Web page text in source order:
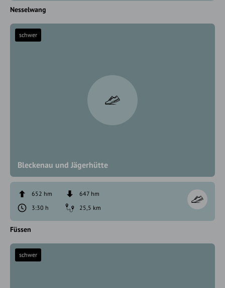
Nesselwang
Bleckenau und Jägerhütte
schwer
652 hm
647 hm
3:30 h
25,5 km
Füssen
schwer